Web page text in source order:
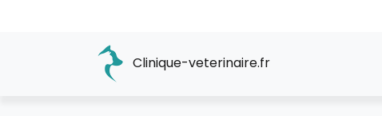
Clinique-veterinaire.fr